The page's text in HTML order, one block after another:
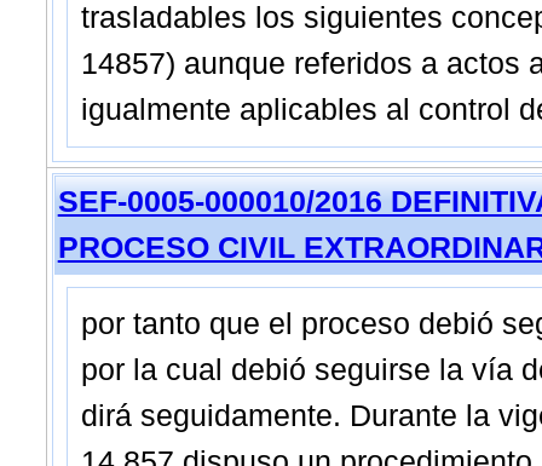
trasladables los siguientes
14857) aunque referidos a actos
igualmente aplicables al control
SEF-0005-000010/2016
PROCESO CIVIL
por tanto que el proceso debió
por la cual debió seguirse la vía
dirá seguidamente. Durante la